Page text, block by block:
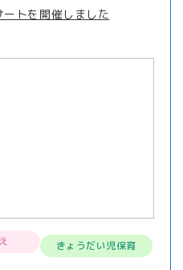
トを開催しました
きょうだい児保育